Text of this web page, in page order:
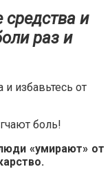
и
раз и
боль!
«умирают» от